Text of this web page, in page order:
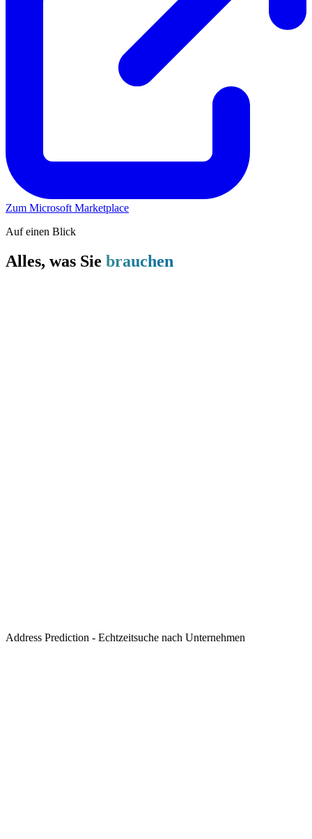
Zum Microsoft Marketplace
Auf einen Blick
Alles, was Sie brauchen
Address Prediction - Echtzeitsuche nach Unternehmen